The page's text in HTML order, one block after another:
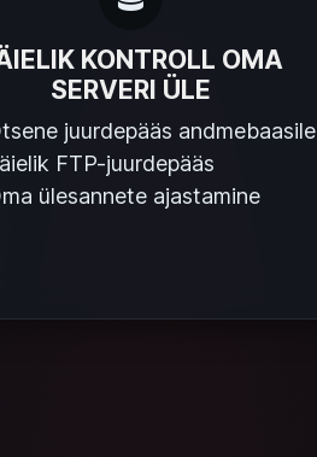
KONTROLL OMA
SERVERI ÜLE
juurdepääs andmebaasile
FTP-juurdepääs
ülesannete ajastamine